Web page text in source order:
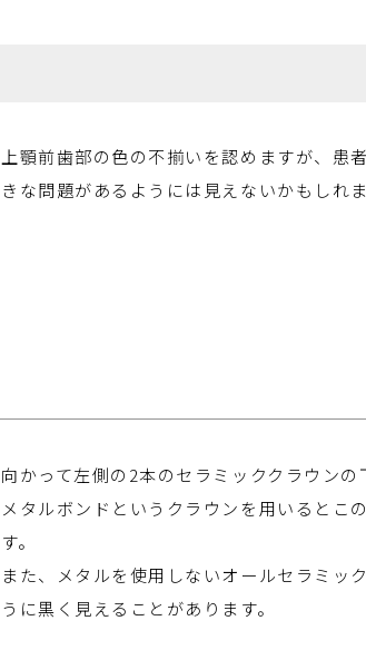
上顎前歯部の色の不揃いを認めますが、患
きな問題があるようには見えないかもしれま
向かって左側の2本のセラミッククラウンの
メタルボンドというクラウンを用いるとこ
す。
また、メタルを使用しないオールセラミッ
うに黒く見えることがあります。